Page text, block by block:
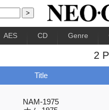
AES CD Genre
2
Title
NAM-1975